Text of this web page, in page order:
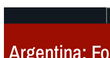
Argentina: